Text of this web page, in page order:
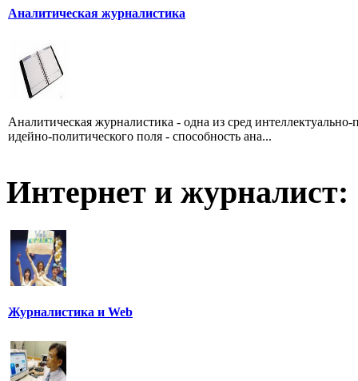
Аналитическая журналистика
Аналитическая журналистика - одна из сред
идейно-политического поля - способность ана...
Интернет и журналист:
Журналистика и Web